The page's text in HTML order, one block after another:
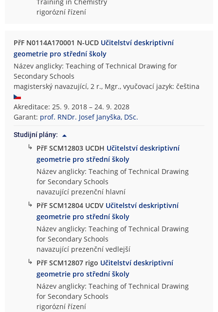
Training in Chemistry
rigorózní řízení
PřF N0114A170001 N-UCD Učitelství deskriptivní
geometrie pro střední školy
Název anglicky: Teaching of Technical Drawing for
Secondary Schools
magisterský navazující, 2 r., Mgr., vyučovací jazyk: čeština
Akreditace: 25. 9. 2018 – 24. 9. 2028
Garant: prof. RNDr. Josef Janyška, DSc.
Studijní plány:
↳ PřF SCM12803 UCDH Učitelství deskriptivní
geometrie pro střední školy
Název anglicky: Teaching of Technical Drawing
for Secondary Schools
navazující prezenční hlavní
↳ PřF SCM12804 UCDV Učitelství deskriptivní
geometrie pro střední školy
Název anglicky: Teaching of Technical Drawing
for Secondary Schools
navazující prezenční vedlejší
↳ PřF SCM12807 rigo Učitelství deskriptivní
geometrie pro střední školy
Název anglicky: Teaching of Technical Drawing
for Secondary Schools
rigorózní řízení